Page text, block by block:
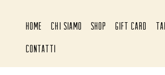
HOME CHI SIAMO SHOP GIFT CARD
CONTATTI